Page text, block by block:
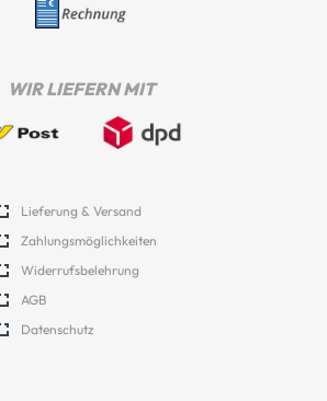
WIR LIEFERN MIT
Lieferung & Versand
Zahlungsmöglichkeiten
Widerrufsbelehrung
AGB
Datenschutz